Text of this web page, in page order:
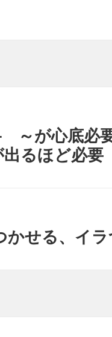
が心底必
るほど必要
せる、イ